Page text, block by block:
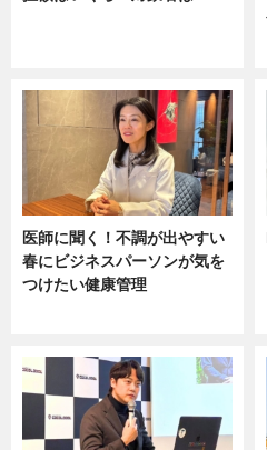
医師に聞く！不調が出やすい
春にビジネスパーソンが気を
つけたい健康管理